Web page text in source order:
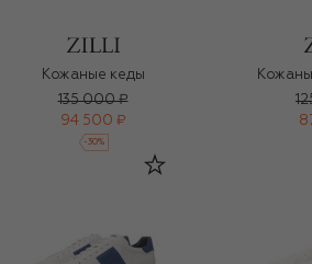
Кожаные кеды
135 000 ₽
94 500 ₽
-30%